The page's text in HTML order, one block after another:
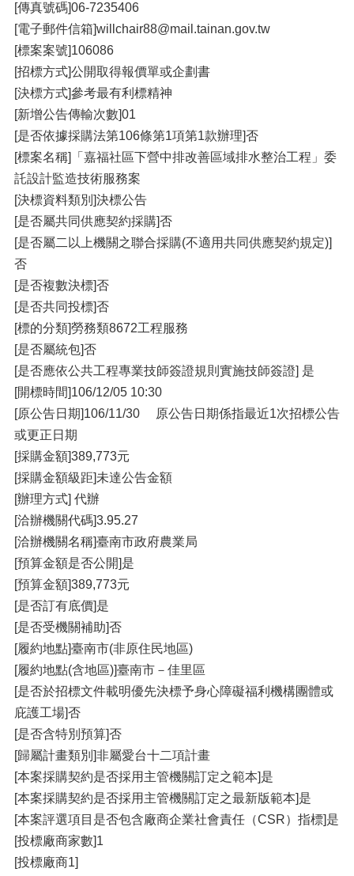
[傳真號碼]06-7235406
[電子郵件信箱]willchair88@mail.tainan.gov.tw
[標案案號]106086
[招標方式]公開取得報價單或企劃書
[決標方式]參考最有利標精神
[新增公告傳輸次數]01
[是否依據採購法第106條第1項第1款辦理]否
[標案名稱]「嘉福社區下營中排改善區域排水整治工程」委
託設計監造技術服務案
[決標資料類別]決標公告
[是否屬共同供應契約採購]否
[是否屬二以上機關之聯合採購(不適用共同供應契約規定)]
否
[是否複數決標]否
[是否共同投標]否
[標的分類]勞務類8672工程服務
[是否屬統包]否
[是否應依公共工程專業技師簽證規則實施技師簽證] 是
[開標時間]106/12/05 10:30
[原公告日期]106/11/30 原公告日期係指最近1次招標公告
或更正日期
[採購金額]389,773元
[採購金額級距]未達公告金額
[辦理方式] 代辦
[洽辦機關代碼]3.95.27
[洽辦機關名稱]臺南市政府農業局
[預算金額是否公開]是
[預算金額]389,773元
[是否訂有底價]是
[是否受機關補助]否
[履約地點]臺南市(非原住民地區)
[履約地點(含地區)]臺南市－佳里區
[是否於招標文件載明優先決標予身心障礙福利機構團體或
庇護工場]否
[是否含特別預算]否
[歸屬計畫類別]非屬愛台十二項計畫
[本案採購契約是否採用主管機關訂定之範本]是
[本案採購契約是否採用主管機關訂定之最新版範本]是
[本案評選項目是否包含廠商企業社會責任（CSR）指標]是
[投標廠商家數]1
[投標廠商1]